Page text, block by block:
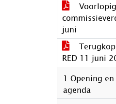
juni
RED 11 juni
1 Opening
agenda